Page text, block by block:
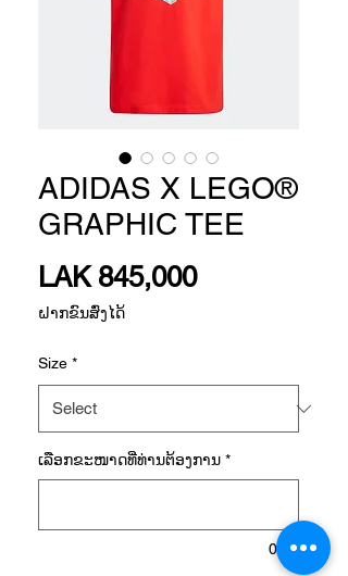
ADIDAS X LEGO®
GRAPHIC TEE
LAK 845,000Price
ຝາກຂົນສົ່ງໄດ້
Size *
ເລືອກ​ຂະ​ໜາດ​ທີ່​ທ່ານ​ຕ້ອງ​ການ *
0/15